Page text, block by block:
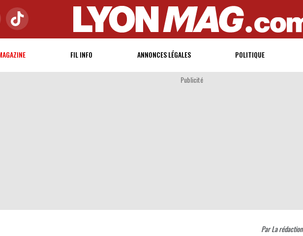
FIL INFO ANNONCES LÉGALES POLITIQUE
Publicité
ParLa rédaction